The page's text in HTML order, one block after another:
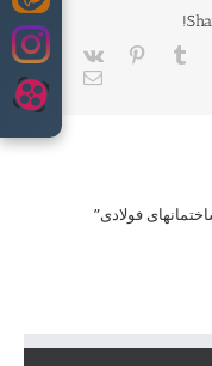
Tumblr
Pinterest
Vk
Email
فولادی”